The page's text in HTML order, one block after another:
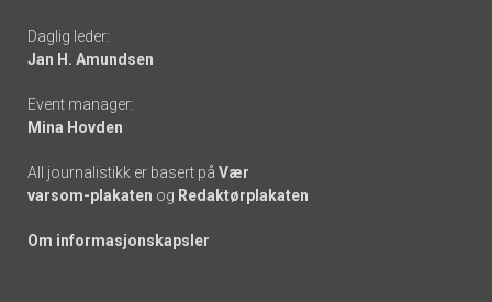
links
Daglig leder:
Jan H. Amundsen
Event manager:
Mina Hovden
All journalistikk er basert på Vær
varsom-plakaten og Redaktørplakaten
Om informasjonskapsler